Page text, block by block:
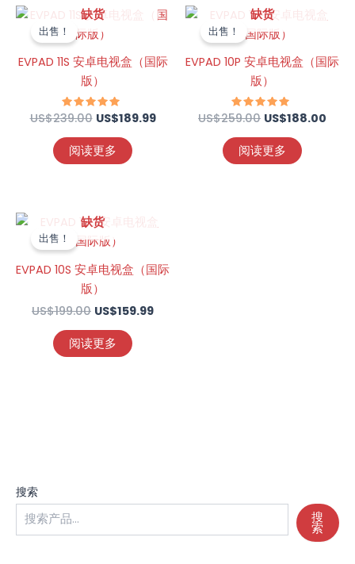
搜索
搜
索
缺货
出售！
EVPAD 11S 安卓电视盒（国际
版）
评分
4.70
US$239.00
原
价
为：
US$239.00。
US$189.99
当
前
格
为：
阅读更多
缺货
出售！
EVPAD 10P 安卓电视盒（国际
版）
评分
4.73
US$259.00
原
价
为：
US$259.00。
US$188.00
前
格
为：
阅读更多
缺货
出售！
EVPAD 10S 安卓电视盒（国际
版）
US$199.00
原
价
为：
US$199.00。
US$159.99
格
为：
阅读更多